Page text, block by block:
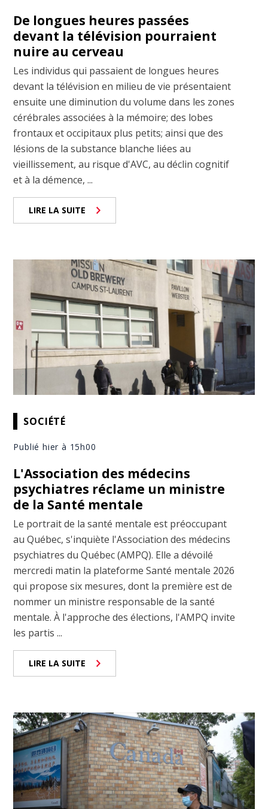
De longues heures passées
devant la télévision pourraient
nuire au cerveau
Les individus qui passaient de longues heures
devant la télévision en milieu de vie présentaient
ensuite une diminution du volume dans les zones
cérébrales associées à la mémoire; des lobes
frontaux et occipitaux plus petits; ainsi que des
lésions de la substance blanche liées au
vieillissement, au risque d'AVC, au déclin cognitif
et à la démence, ...
LIRE LA SUITE
SOCIÉTÉ
Publié hier à 15h00
L'Association des médecins
psychiatres réclame un ministre
de la Santé mentale
Le portrait de la santé mentale est préoccupant
au Québec, s'inquiète l'Association des médecins
psychiatres du Québec (AMPQ). Elle a dévoilé
mercredi matin la plateforme Santé mentale 2026
qui propose six mesures, dont la première est de
nommer un ministre responsable de la santé
mentale. À l'approche des élections, l'AMPQ invite
les partis ...
LIRE LA SUITE